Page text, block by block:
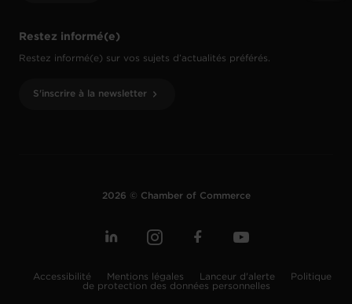
Restez informé(e)
Restez informé(e) sur vos sujets d’actualités préférés.
S'inscrire à la newsletter
2026 © Chamber of Commerce
Accessibilité Mentions légales Lanceur d'alerte
Politique
de protection des données personnelles